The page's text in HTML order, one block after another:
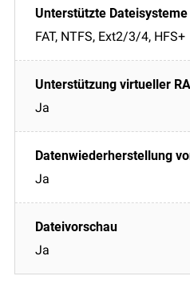
FAT, NTFS, Ext2/3/4, HFS+
Ja
Ja
Ja